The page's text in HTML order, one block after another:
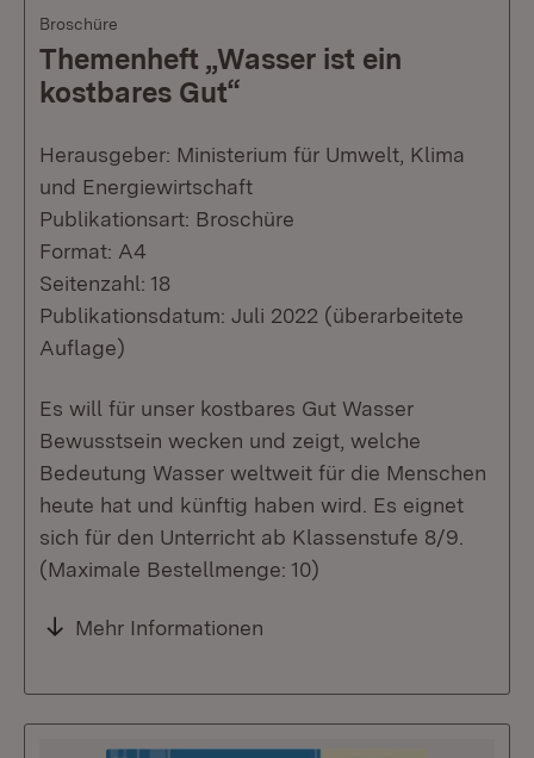
Broschüre
Themenheft „Wasser ist ein
kostbares Gut“
Herausgeber: Ministerium für Umwelt, Klima
und Energiewirtschaft
Publikationsart: Broschüre
Format: A4
Seitenzahl: 18
Publikationsdatum: Juli 2022 (überarbeitete
Auflage)
Es will für unser kostbares Gut Wasser
Bewusstsein wecken und zeigt, welche
Bedeutung Wasser weltweit für die Menschen
heute hat und künftig haben wird. Es eignet
sich für den Unterricht ab Klassenstufe 8/9.
(Maximale Bestellmenge: 10)
Mehr Informationen